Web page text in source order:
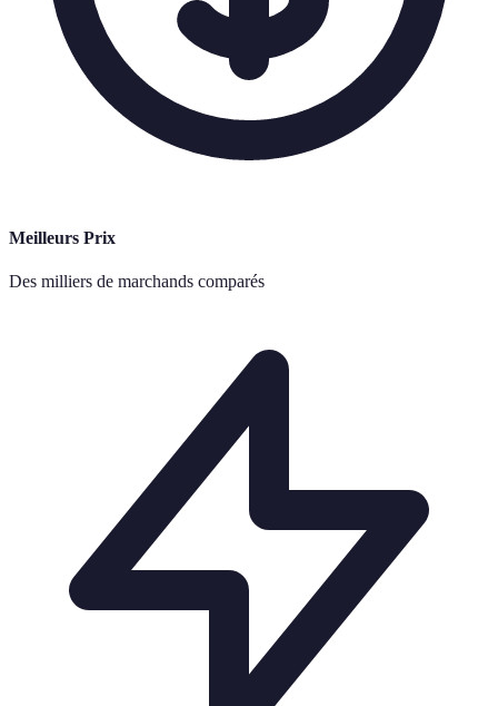
Meilleurs Prix
Des milliers de marchands comparés